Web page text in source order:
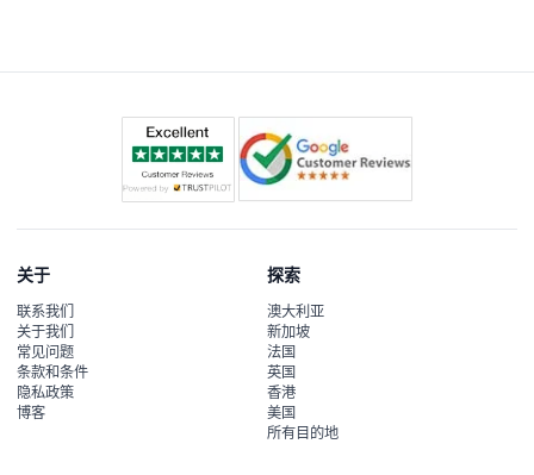
关于
联系我们
关于我们
常见问题
条款和条件
隐私政策
博客
探索
澳大利亚
新加坡
法国
英国
香港
美国
所有目的地